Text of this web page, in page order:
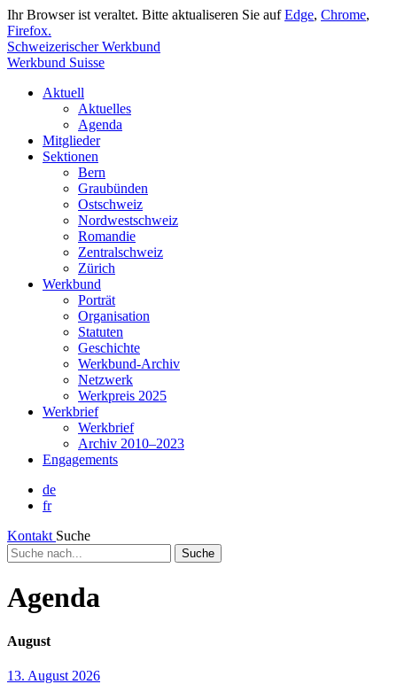
Ihr Browser ist veraltet. Bitte aktualiseren Sie aufEdge, Chrome,
Firefox.
Schweizerischer Werkbund
Werkbund Suisse
Aktuell
Aktuelles
Agenda
Mitglieder
Sektionen
Bern
Graubünden
Ostschweiz
Nordwestschweiz
Romandie
Zentralschweiz
Zürich
Werkbund
Porträt
Organisation
Statuten
Geschichte
Werkbund-Archiv
Netzwerk
Werkpreis 2025
Werkbrief
Werkbrief
Archiv 2010–2023
Engagements
de
fr
Kontakt Suche
Suche
nach...
Agenda
August
13. August 2026